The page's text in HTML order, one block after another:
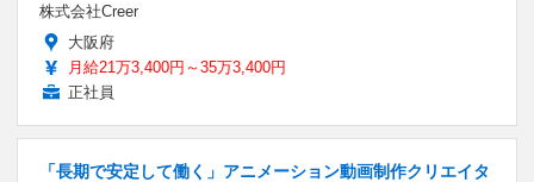
株式会社Creer
大阪府
月給21万3,400円～35万3,400円
正社員
「長期で安定して働く」アニメーション動画制作クリエイタ